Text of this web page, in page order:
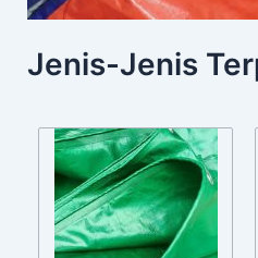
Jenis-Jenis